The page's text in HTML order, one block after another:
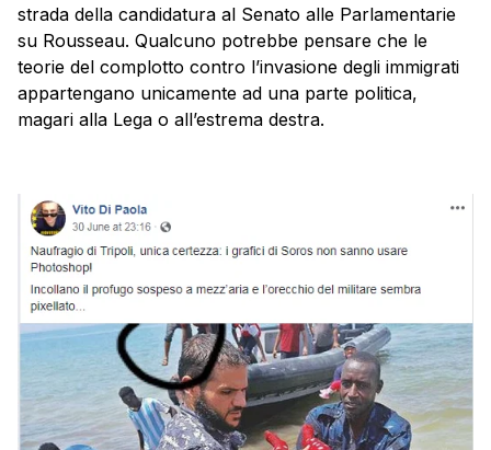
strada della candidatura al Senato alle Parlamentarie
su Rousseau. Qualcuno potrebbe pensare che le
teorie del complotto contro l’invasione degli immigrati
appartengano unicamente ad una parte politica,
magari alla Lega o all’estrema destra.